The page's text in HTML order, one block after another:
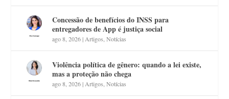
Concessão de benefícios do INSS para
entregadores de App é justiça social
ago 8, 2026| Artigos ,Notícias
Violência política de gênero: quando a lei existe,
mas a proteção não chega
ago 8, 2026| Artigos ,Notícias